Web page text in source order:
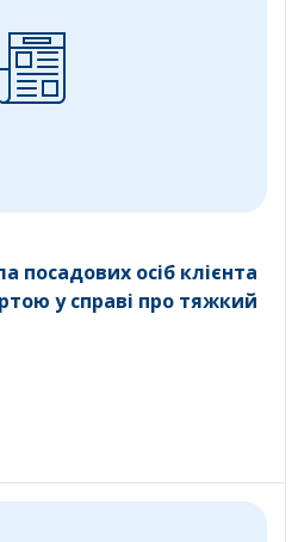
посадових осіб клієнта
у справі про тяжкий